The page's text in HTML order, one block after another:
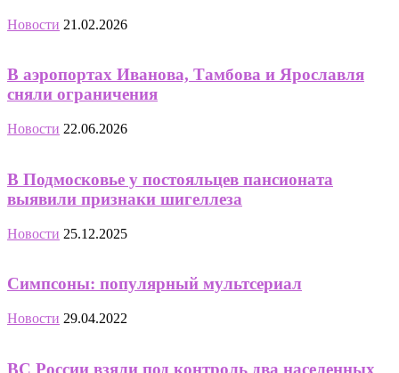
Новости 21.02.2026
В аэропортах Иванова, Тамбова и Ярославля
сняли ограничения
Новости 22.06.2026
В Подмосковье у постояльцев пансионата
выявили признаки шигеллеза
Новости 25.12.2025
Симпсоны: популярный мультсериал
Новости 29.04.2022
ВС России взяли под контроль два населенных